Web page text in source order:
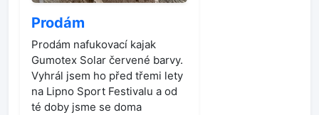
Prodám
Prodám nafukovací kajak
Gumotex Solar červené barvy.
Vyhrál jsem ho před třemi lety
na Lipno Sport Festivalu a od
té doby jsme se doma